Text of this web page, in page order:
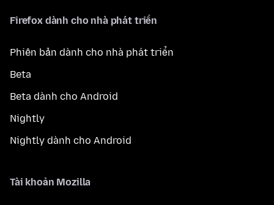
Firefox dành cho nhà phát triển
Phiên bản dành cho nhà phát triển
Beta
Beta dành cho Android
Nightly
Nightly dành cho Android
Tài khoản Mozilla